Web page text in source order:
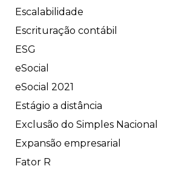
Escalabilidade
Escrituração contábil
ESG
eSocial
eSocial 2021
Estágio a distância
Exclusão do Simples Nacional
Expansão empresarial
Fator R